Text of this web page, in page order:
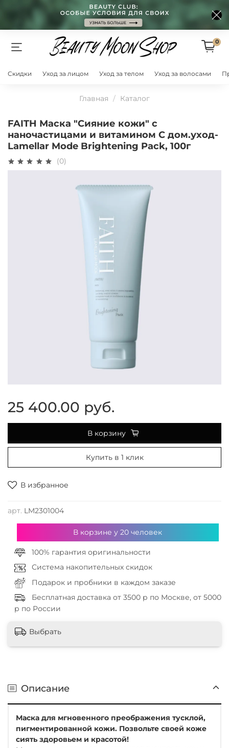
0
Скидки Уход за лицом Уход за телом Уход за волосами
Главная Каталог
FAITH Маска "Сияние кожи" с
наночастицами и витамином С дом.уход-
Lamellar Mode Brightening Pack, 100г
(0)
В избранное
арт. LM2301004
25 400.00 руб.
В корзину
Купить в 1 клик
В корзине у20 человек
100% гарантия оригинальности
Система накопительных скидок
Подарок и пробники в каждом заказе
Бесплатная доставка от 3500 р по Москве, от 5000
р по России
Выбрать
Описание
Маска для мгновенного преображения тусклой,
пигментированной кожи. Позвольте своей коже
сиять здоровьем и красотой!